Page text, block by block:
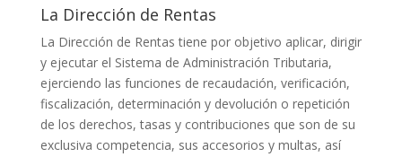
La Dirección de Rentas
La Dirección de Rentas tiene por objetivo aplicar, dirigir
y ejecutar el Sistema de Administración Tributaria,
ejerciendo las funciones de recaudación, verificación,
fiscalización, determinación y devolución o repetición
de los derechos, tasas y contribuciones que son de su
exclusiva competencia, sus accesorios y multas, así